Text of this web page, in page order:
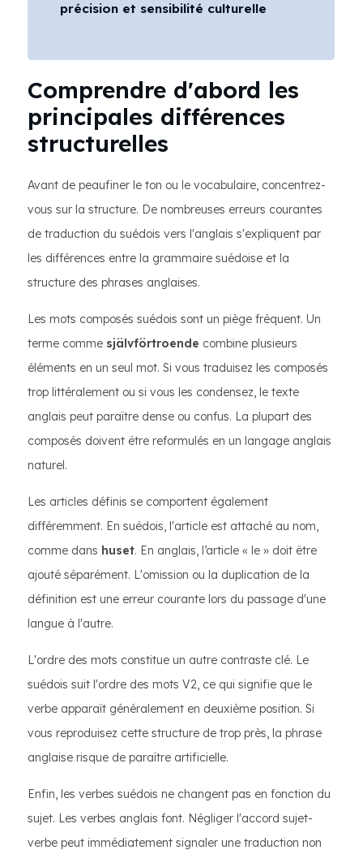
précision et sensibilité culturelle
Comprendre d'abord les
principales différences
structurelles
Avant de peaufiner le ton ou le vocabulaire, concentrez-
vous sur la structure. De nombreuses erreurs courantes
de traduction du suédois vers l'anglais s'expliquent par
les différences entre la grammaire suédoise et la
structure des phrases anglaises.
Les mots composés suédois sont un piège fréquent. Un
terme comme självförtroende combine plusieurs
éléments en un seul mot. Si vous traduisez les composés
trop littéralement ou si vous les condensez, le texte
anglais peut paraître dense ou confus. La plupart des
composés doivent être reformulés en un langage anglais
naturel.
Les articles définis se comportent également
différemment. En suédois, l'article est attaché au nom,
comme dans huset. En anglais, l’article « le » doit être
ajouté séparément. L'omission ou la duplication de la
définition est une erreur courante lors du passage d'une
langue à l'autre.
L'ordre des mots constitue un autre contraste clé. Le
suédois suit l'ordre des mots V2, ce qui signifie que le
verbe apparaît généralement en deuxième position. Si
vous reproduisez cette structure de trop près, la phrase
anglaise risque de paraître artificielle.
Enfin, les verbes suédois ne changent pas en fonction du
sujet. Les verbes anglais font. Négliger l'accord sujet-
verbe peut immédiatement signaler une traduction non